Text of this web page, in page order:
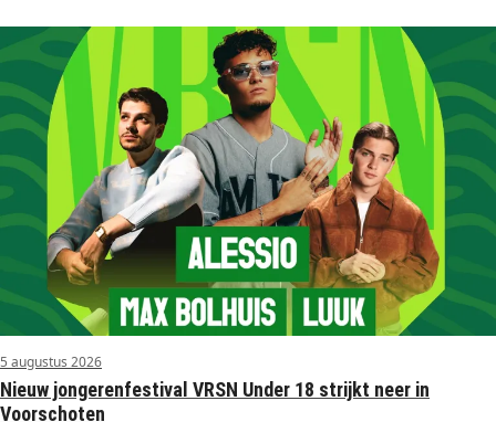
5 augustus 2026
Nieuw jongerenfestival VRSN Under 18 strijkt neer in
Voorschoten